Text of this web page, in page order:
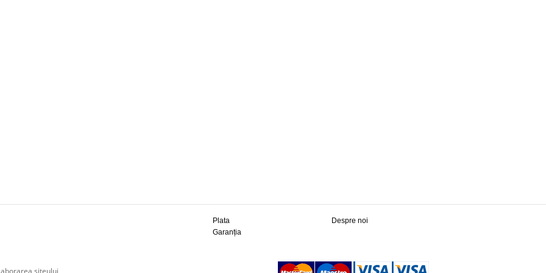
Despre noi
Plata
Garanția
siteului